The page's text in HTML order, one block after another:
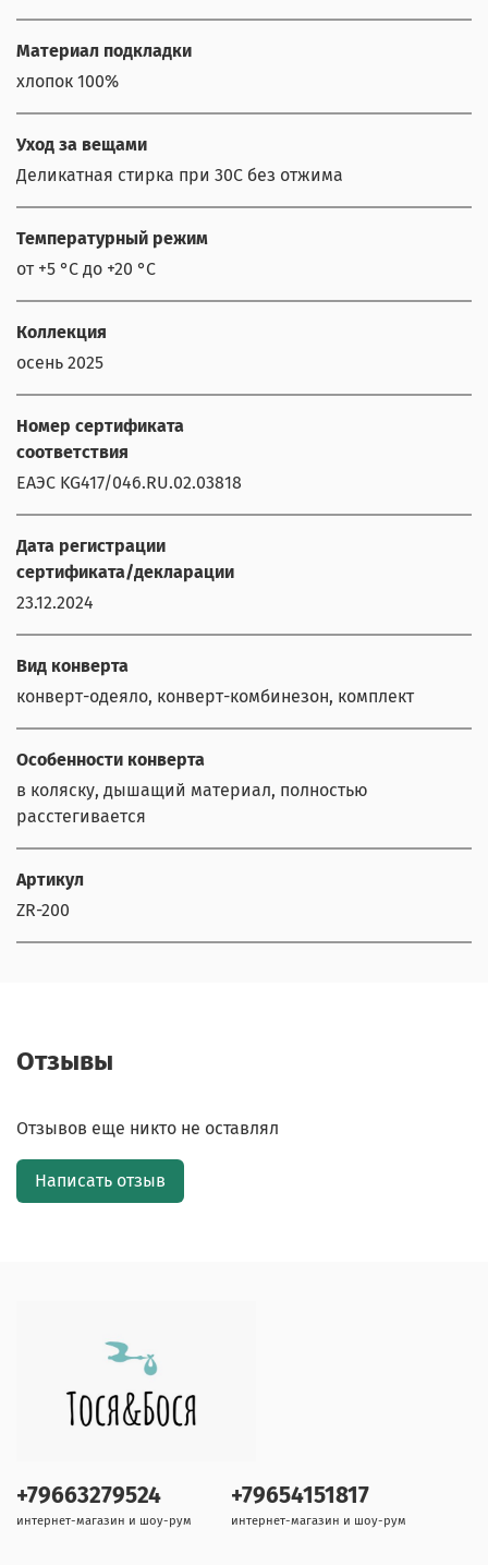
Материал подкладки
хлопок 100%
Уход за вещами
Деликатная стирка при 30С без отжима
Температурный режим
от +5 °C до +20 °C
Коллекция
осень 2025
Номер сертификата
соответствия
ЕАЭС KG417/046.RU.02.03818
Дата регистрации
сертификата/декларации
23.12.2024
Вид конверта
конверт-одеяло, конверт-комбинезон, комплект
Особенности конверта
в коляску, дышащий материал, полностью
расстегивается
Артикул
ZR-200
Отзывы
Отзывов еще никто не оставлял
Написать отзыв
+79663279524
интернет-магазин и шоу-рум
+79654151817
интернет-магазин и шоу-рум